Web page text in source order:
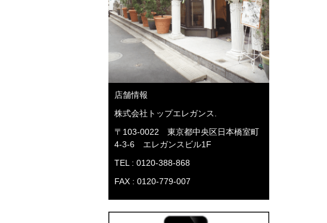
店舗情報
株式会社トップエレガンス.
〒103-0022 東京都中央区日本橋室町
4-3-6 エレガンスビル1F
TEL : 0120-388-868
FAX : 0120-779-007